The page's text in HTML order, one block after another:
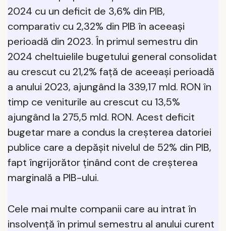
2024 cu un deficit de 3,6% din PIB,
comparativ cu 2,32% din PIB în aceeași
perioadă din 2023. În primul semestru din
2024 cheltuielile bugetului general consolidat
au crescut cu 21,2% față de aceeași perioadă
a anului 2023, ajungând la 339,17 mld. RON în
timp ce veniturile au crescut cu 13,5%
ajungând la 275,5 mld. RON. Acest deficit
bugetar mare a condus la creșterea datoriei
publice care a depășit nivelul de 52% din PIB,
fapt îngrijorător ținând cont de creșterea
marginală a PIB-ului.
Cele mai multe companii care au intrat în
insolvență în primul semestru al anului curent